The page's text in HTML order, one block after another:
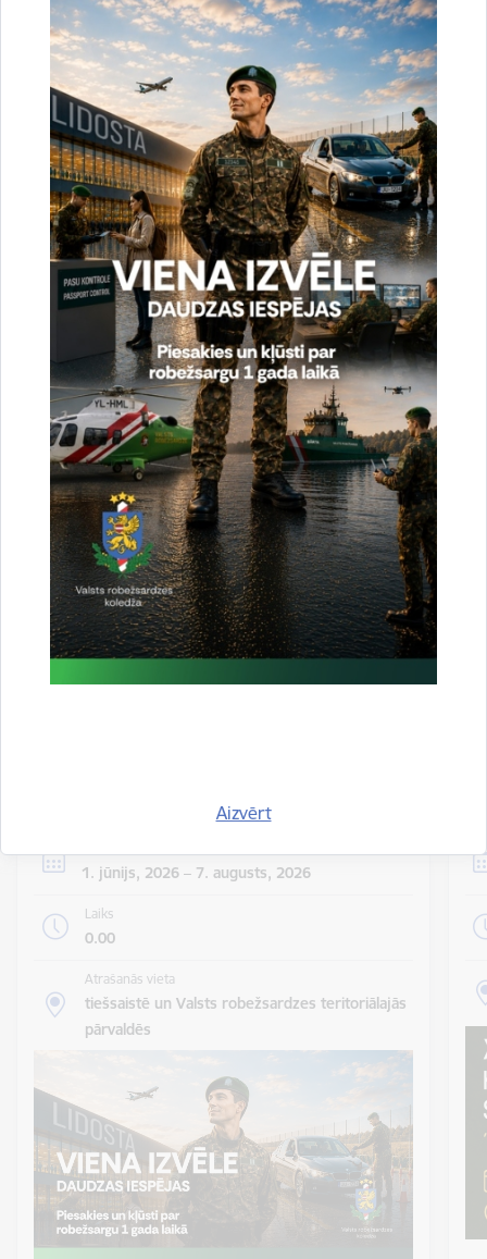
Aizvērt
Noslēgušās Valsts robežsardzes organizētas
starptautiskās operatīvi - taktiskās mācības
“RONIS 2026”
27.07.2026. Sabiedriskie pasākumi
2026. gada 6. augusts uz valsts robežas un
valsts iekšienē
Statistika
2026. gada 5. augusts uz valsts robežas un
valsts iekšienē
06.08.2026. Statistika
Visi jaunumi
1. jūnijs, 2026 – 7. augusts, 2026
Laiks
0.00
Atrašanās vieta
tiešsaistē un Valsts robežsardzes teritoriālajās
pārvaldēs